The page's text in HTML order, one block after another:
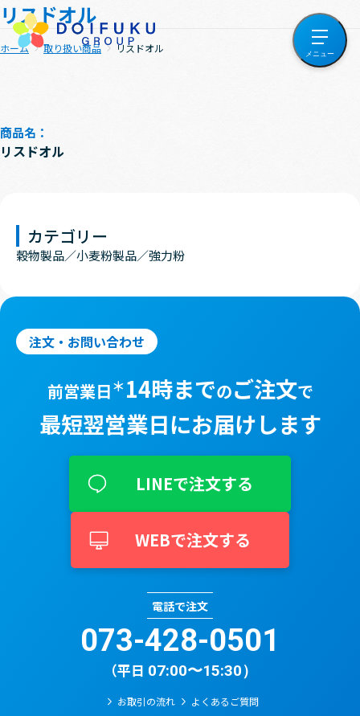
リスドオル
ホーム 取り扱い商品 リスドオル
商品名：
リスドオル
カテゴリー
穀物製品 小麦粉製品 強力粉
注文・お問い合わせ
前営業日＊ 14時までのご注文で
最短翌営業⽇にお届けします
LINEで注文する
WEBで注文する
電話で注文
073-428-0501​
（平日 07:00〜15:30）
お取引の流れ よくあるご質問